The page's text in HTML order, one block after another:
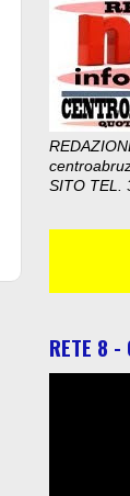
SITO TEL.
RETE 8 -